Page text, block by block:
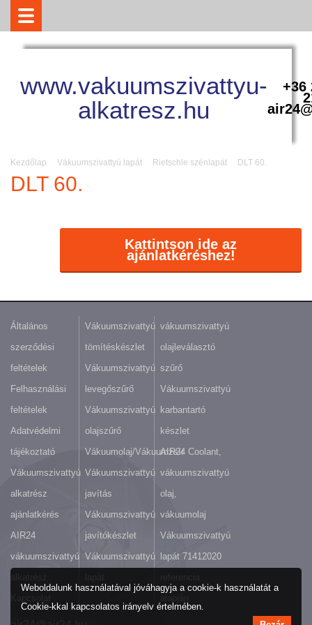
www.vakuumszivattyu-
alkatresz.hu
+36
Kezdőlap Vákuumszivattyú lapát Rietschle szénlapát DLT 60.
DLT 60.
Kattintson ide az
ajánlatkéréshez!
Általános
szerződési
feltételek
Felhasználási
feltételek
Adatvédelmi
tájékoztató
Vákuumszivattyú
alkatrész
ajánlatkérés
AIR24
vákuumszivattyú
Vákuumszivattyú
tömítéskészlet
Vákuumszivattyú
levegőszűrő
Vákuumszivattyú
olajszűrő
Vákuumolaj/Vákuumzsír
Vákuumszivattyú
javítás
Vákuumszivattyú
javítókészlet
Vákuumszivattyú
vákuumszivattyú
olajleválasztó
szűrő
Vákuumszivattyú
karbantartó
készlet
AIR24 Coolant,
vákuumszivattyú
olaj,
vákuumolaj
Vákuumszivattyú
lapát 71412020
Weboldalunk használatával jóváhagyja a cookie-k használatát a
Cookie-kkal kapcsolatos irányelv értelmében.